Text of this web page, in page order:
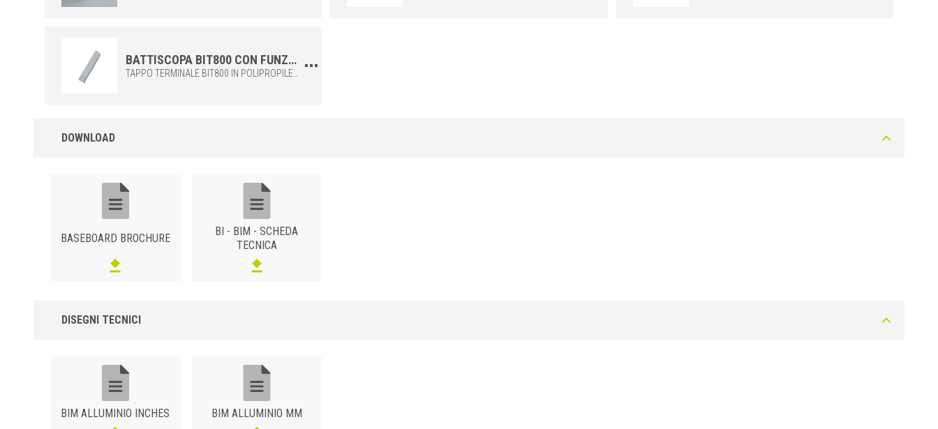
BATTISCOPA BIT800 CON FUNZIONE DI TAPPO TERMINALE PER I BATTISCOPA BIM800 E BIB800
DOWNLOAD
BASEBOARD BROCHURE
BI - BIM - SCHEDA
TECNICA
DISEGNI TECNICI
BIM ALLUMINIO INCHES BIM ALLUMINIO MM